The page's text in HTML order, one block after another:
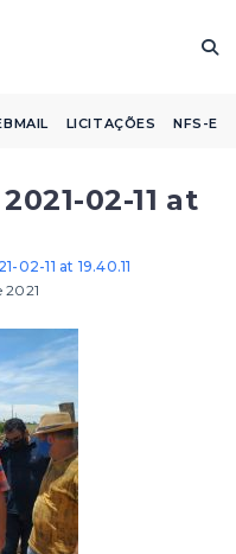
LICITAÇÕES NFS-E
02-11 at
02-11 at 19.40.11
2021